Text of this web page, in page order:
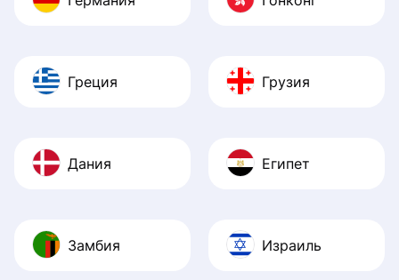
Греция Грузия
Дания Египет
Замбия Израиль